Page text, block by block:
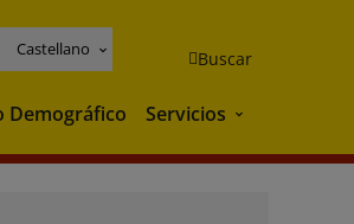
Castellano Buscar
Demográfico Servicios Servicios